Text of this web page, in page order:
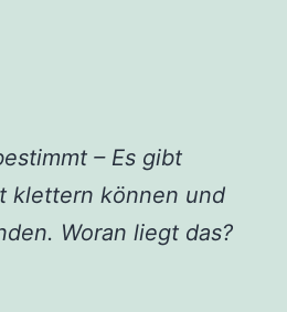
– Es gibt
klettern können und
Woran liegt das?